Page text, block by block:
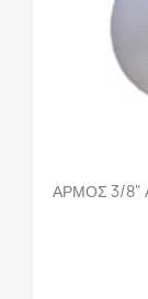
ΑΡΜΟΣ 3/8"